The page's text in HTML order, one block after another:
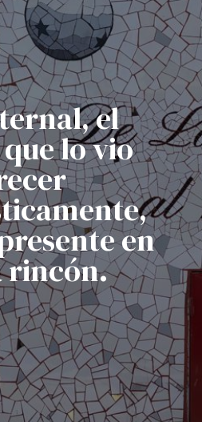
el
lo vio
en
rincón.